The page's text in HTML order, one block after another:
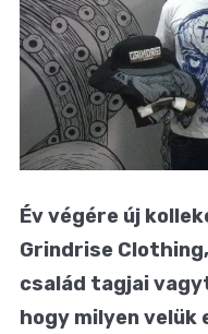
Év végére új
Grindrise
család tagjai
hogy milyen